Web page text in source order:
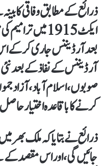
ذرائع کے مطابق وفاقی
ایکٹ 1915
بعد آرڈیننس جاری کر کے
آرڈیننس کے نفاذ کے بعد
صوبوں، اسلام آباد، آزاد
کرنے کا باقاعدہ اختیار
ذرائع نے بتایا کہ ملک بھر
جائیں گی، اور اس مقصد کے